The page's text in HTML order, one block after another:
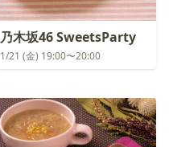
乃木坂46 SweetsParty
1/21 (金) 19:00〜20:00